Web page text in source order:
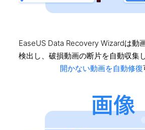
EaseUS Data Recovery Wizardは動
検出し、破損動画の断片を自動収集し
開かない動画を自動修復